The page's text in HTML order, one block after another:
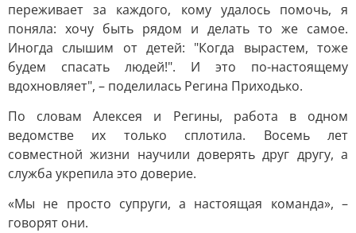
переживает за каждого, кому удалось помочь, я
поняла: хочу быть рядом и делать то же самое.
Иногда слышим от детей: "Когда вырастем, тоже
будем спасать людей!". И это по-настоящему
вдохновляет", – поделилась Регина Приходько.
По словам Алексея и Регины, работа в одном
ведомстве их только сплотила. Восемь лет
совместной жизни научили доверять друг другу, а
служба укрепила это доверие.
«Мы не просто супруги, а настоящая команда», –
говорят они.